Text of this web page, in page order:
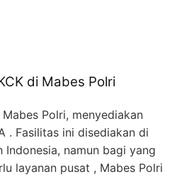
di Mabes Polri
Polri, menyediakan
. Fasilitas ini disediakan di
Indonesia, namun bagi yang
layanan pusat , Mabes Polri